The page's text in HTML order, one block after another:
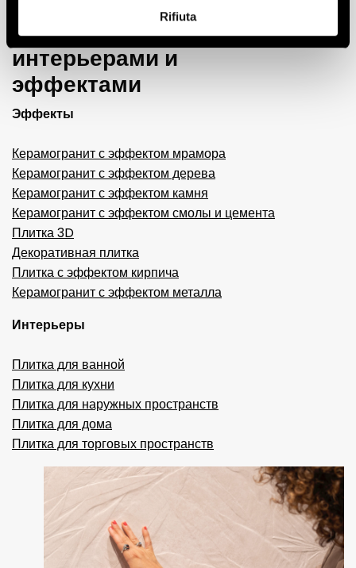
Rifiuta
Вдохновляйтесь
интерьерами и
эффектами
Эффекты
Керамогранит с эффектом мрамора
Керамогранит с эффектом дерева
Керамогранит с эффектом камня
Керамогранит с эффектом смолы и цемента
Плитка 3D
Декоративная плитка
Плитка с эффектом кирпича
Керамогранит с эффектом металла
Интерьеры
Плитка для ванной
Плитка для кухни
Плитка для наружных пространств
Плитка для дома
Плитка для торговых пространств